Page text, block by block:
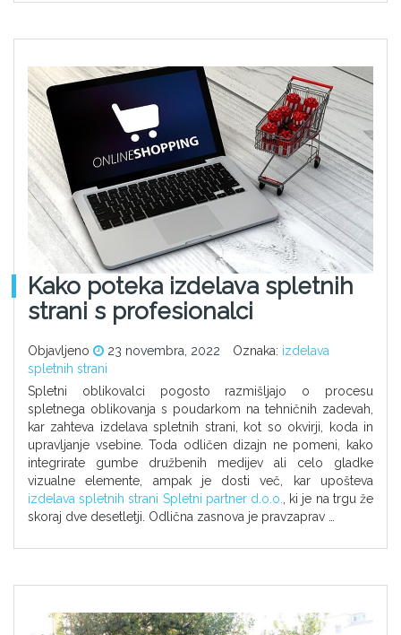
Kako poteka izdelava spletnih
strani s profesionalci
Objavljeno 23 novembra, 2022 Oznaka: izdelava
spletnih strani
Spletni oblikovalci pogosto razmišljajo o procesu
spletnega oblikovanja s poudarkom na tehničnih zadevah,
kar zahteva izdelava spletnih strani, kot so okvirji, koda in
upravljanje vsebine. Toda odličen dizajn ne pomeni, kako
integrirate gumbe družbenih medijev ali celo gladke
vizualne elemente, ampak je dosti več, kar upošteva
izdelava spletnih strani Spletni partner d.o.o., ki je na trgu že
skoraj dve desetletji. Odlična zasnova je pravzaprav …